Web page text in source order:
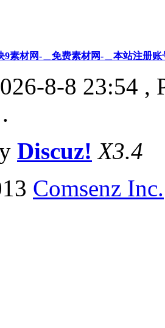
9素材网-＿免费素材网-＿本站注册账
8-8 23:54 ,
Discuz! X3.4
Comsenz Inc.